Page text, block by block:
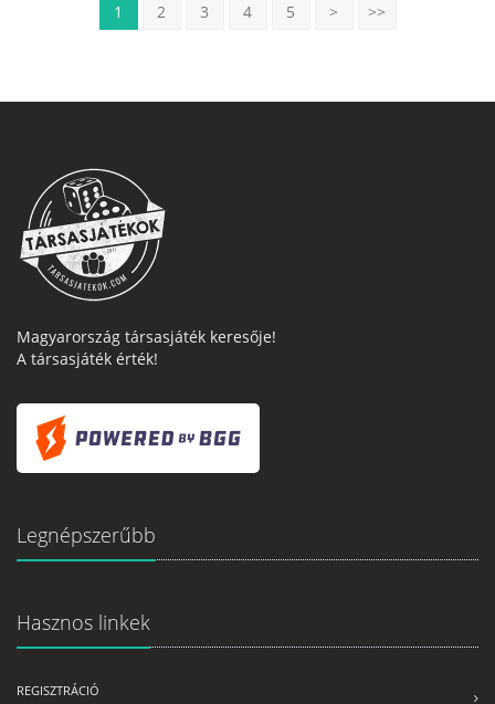
1 2 3 4 5 > >>
Magyarország társasjáték keresője!
A társasjáték érték!
Legnépszerűbb
Hasznos linkek
REGISZTRÁCIÓ